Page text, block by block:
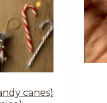
canes)